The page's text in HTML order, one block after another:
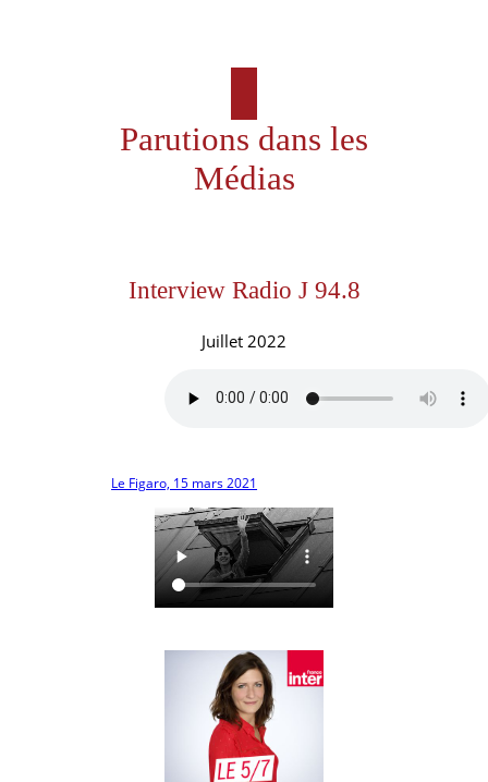
Parutions dans les
Médias
Interview Radio J 94.8
Juillet 2022
Le Figaro, 15 mars 2021